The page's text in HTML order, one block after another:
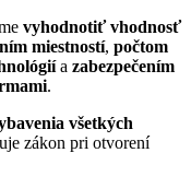
vyhodnotiť vhodnosť
miestností, počtom
a zabezpečením
.
všetkých
zákon pri otvorení